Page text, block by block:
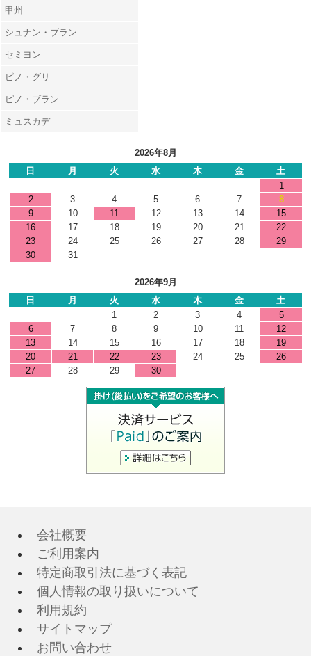
甲州
シュナン・ブラン
セミヨン
ピノ・グリ
ピノ・ブラン
ミュスカデ
2026年8月
日
月 火 水 木 金
土
1
2
3 4 5 6 7
8
9
10 11 12 13 14
15
16
17 18 19 20 21
22
23
24 25 26 27 28
29
30
31
2026年9月
日
月 火 水 木 金
土
1
2 3 4
5
6
7 8 9 10 11
12
13
14 15 16 17 18
19
20
21 22 23 24 25
26
27
28 29 30
会社概要
ご利用案内
特定商取引法に基づく表記
個人情報の取り扱いについて
利用規約
サイトマップ
お問い合わせ